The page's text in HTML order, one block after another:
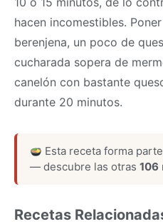
hacen incomestibles.
berenjena, un poco de
cucharada sopera de
canelón con bastante
durante 20 minutos.
Esta receta forma
— descubre las otras 106
Recetas